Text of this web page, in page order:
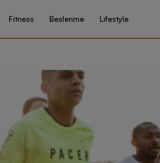
Fitness Beslenme Lifestyle